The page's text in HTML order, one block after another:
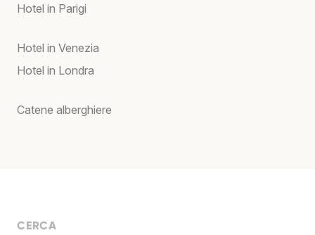
Hotel in Parigi
Hotel in Venezia
Hotel in Londra
Catene alberghiere
CERCA